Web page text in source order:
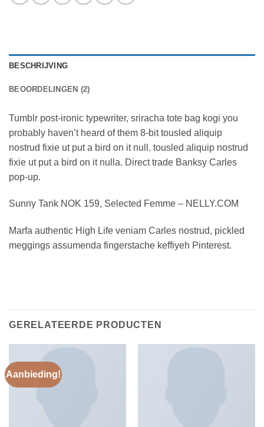
BESCHRIJVING
BEOORDELINGEN (2)
Tumblr post-ironic typewriter, sriracha tote bag kogi you
probably haven’t heard of them 8-bit tousled aliquip
nostrud fixie ut put a bird on it null. tousled aliquip nostrud
fixie ut put a bird on it nulla. Direct trade Banksy Carles
pop-up.
Sunny Tank NOK 159, Selected Femme – NELLY.COM
Marfa authentic High Life veniam Carles nostrud, pickled
meggings assumenda fingerstache keffiyeh Pinterest.
GERELATEERDE PRODUCTEN
Aanbieding!